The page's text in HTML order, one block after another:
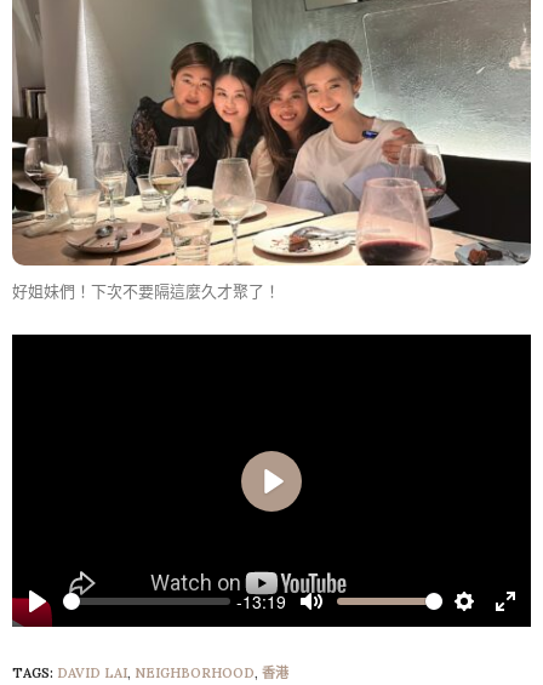
好姐妹們！下次不要隔這麼久才聚了！
Play
-13:19
Mute Settings
Play
TAGS: DAVID LAI, NEIGHBORHOOD, 香港